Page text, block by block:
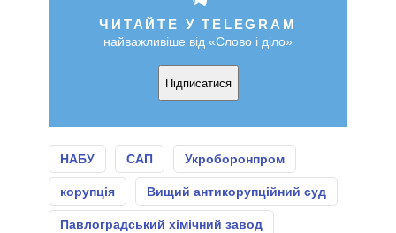
ЧИТАЙТЕ У TELEGRAM
найважливіше від «Слово і діло»
Підписатися
НАБУ САП Укроборонпром
корупція Вищий антикорупційний суд
Павлоградський хімічний завод